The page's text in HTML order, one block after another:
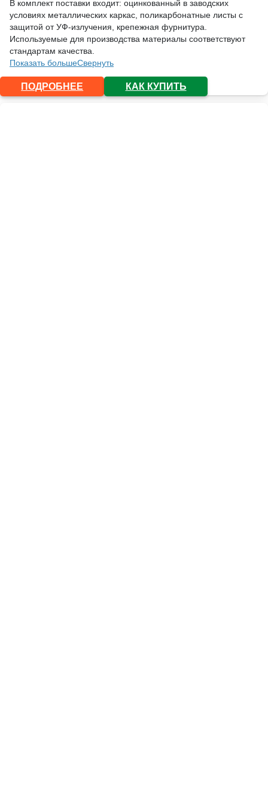
В комплект поставки входит: оцинкованный в заводских
условиях металлических каркас, поликарбонатные листы с
защитой от УФ-излучения, крепежная фурнитура.
Используемые для производства материалы соответствуют
стандартам качества.
Показать большеСвернуть
ПОДРОБНЕЕ КАК КУПИТЬ